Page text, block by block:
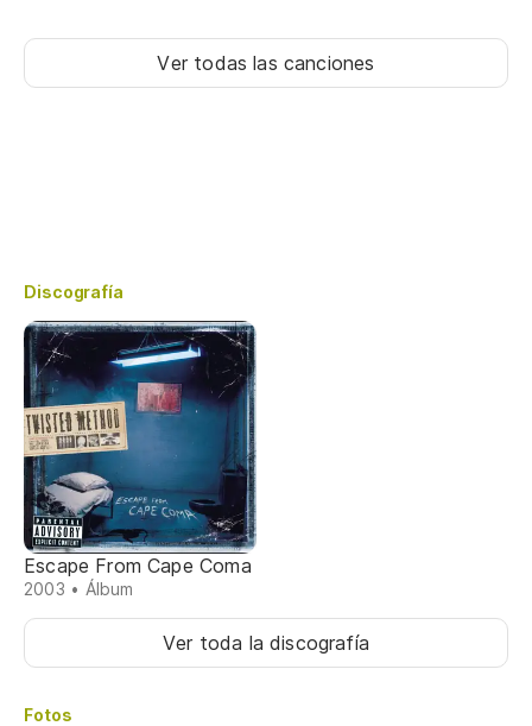
Ver todas las canciones
Discografía
Escape From Cape Coma
2003 • Álbum
Ver toda la discografía
Fotos